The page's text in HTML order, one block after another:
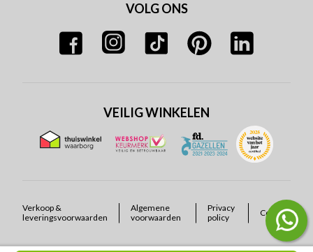
VOLG ONS
Verkoop &
leveringsvoorwaarden
Algemene
voorwaarden
Privacy
policy
Cookies
VEILIG WINKELEN